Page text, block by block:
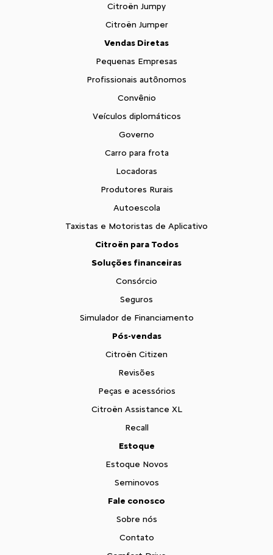
Citroën Jumpy
Citroën Jumper
Vendas Diretas
Pequenas Empresas
Profissionais autônomos
Convênio
Veículos diplomáticos
Governo
Carro para frota
Locadoras
Produtores Rurais
Autoescola
Taxistas e Motoristas de Aplicativo
Citroën para Todos
Soluções financeiras
Consórcio
Seguros
Simulador de Financiamento
Pós-vendas
Citroën Citizen
Revisões
Peças e acessórios
Citroën Assistance XL
Recall
Estoque
Estoque Novos
Seminovos
Fale conosco
Sobre nós
Contato